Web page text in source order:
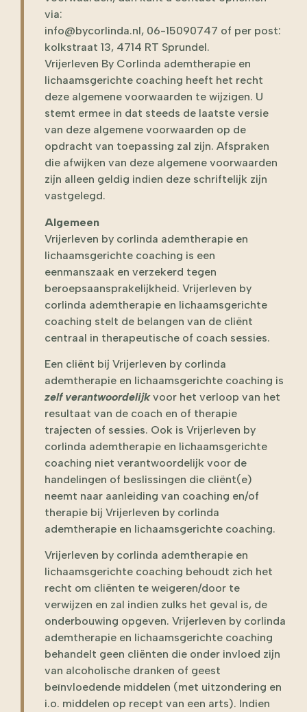
via:
info@bycorlinda.nl, 06-15090747 of per post:
kolkstraat 13, 4714 RT Sprundel.
Vrijerleven By Corlinda ademtherapie en
lichaamsgerichte coaching heeft het recht
deze algemene voorwaarden te wijzigen. U
stemt ermee in dat steeds de laatste versie
van deze algemene voorwaarden op de
opdracht van toepassing zal zijn. Afspraken
die afwijken van deze algemene voorwaarden
zijn alleen geldig indien deze schriftelijk zijn
vastgelegd.
Algemeen
Vrijerleven by corlinda ademtherapie en
lichaamsgerichte coaching is een
eenmanszaak en verzekerd tegen
beroepsaansprakelijkheid. Vrijerleven by
corlinda ademtherapie en lichaamsgerichte
coaching stelt de belangen van de cliënt
centraal in therapeutische of coach sessies.
Een cliënt bij Vrijerleven by corlinda
ademtherapie en lichaamsgerichte coaching is
zelf verantwoordelijkvoor het verloop van het
resultaat van de coach en of therapie
trajecten of sessies. Ook is Vrijerleven by
corlinda ademtherapie en lichaamsgerichte
coaching niet verantwoordelijk voor de
handelingen of beslissingen die cliënt(e)
neemt naar aanleiding van coaching en/of
therapie bij Vrijerleven by corlinda
ademtherapie en lichaamsgerichte coaching.
Vrijerleven by corlinda ademtherapie en
lichaamsgerichte coaching behoudt zich het
recht om cliënten te weigeren/door te
verwijzen en zal indien zulks het geval is, de
onderbouwing opgeven. Vrijerleven by corlinda
ademtherapie en lichaamsgerichte coaching
behandelt geen cliënten die onder invloed zijn
van alcoholische dranken of geest
beïnvloedende middelen (met uitzondering en
i.o. middelen op recept van een arts). Indien